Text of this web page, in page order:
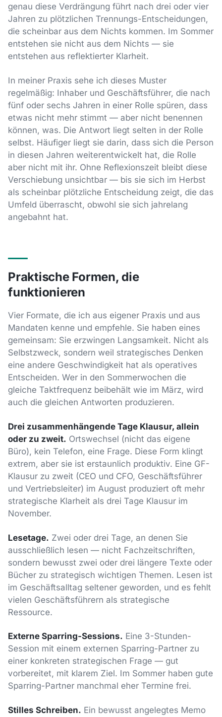
genau diese Verdrängung führt nach drei oder vier
Jahren zu plötzlichen Trennungs-Entscheidungen,
die scheinbar aus dem Nichts kommen. Im Sommer
entstehen sie nicht aus dem Nichts — sie
entstehen aus reflektierter Klarheit.
In meiner Praxis sehe ich dieses Muster
regelmäßig: Inhaber und Geschäftsführer, die nach
fünf oder sechs Jahren in einer Rolle spüren, dass
etwas nicht mehr stimmt — aber nicht benennen
können, was. Die Antwort liegt selten in der Rolle
selbst. Häufiger liegt sie darin, dass sich die Person
in diesen Jahren weiterentwickelt hat, die Rolle
aber nicht mit ihr. Ohne Reflexionszeit bleibt diese
Verschiebung unsichtbar — bis sie sich im Herbst
als scheinbar plötzliche Entscheidung zeigt, die das
Umfeld überrascht, obwohl sie sich jahrelang
angebahnt hat.
Praktische Formen, die
funktionieren
Vier Formate, die ich aus eigener Praxis und aus
Mandaten kenne und empfehle. Sie haben eines
gemeinsam: Sie erzwingen Langsamkeit. Nicht als
Selbstzweck, sondern weil strategisches Denken
eine andere Geschwindigkeit hat als operatives
Entscheiden. Wer in den Sommerwochen die
gleiche Taktfrequenz beibehält wie im März, wird
auch die gleichen Antworten produzieren.
Drei zusammenhängende Tage Klausur, allein
oder zu zweit. Ortswechsel (nicht das eigene
Büro), kein Telefon, eine Frage. Diese Form klingt
extrem, aber sie ist erstaunlich produktiv. Eine GF-
Klausur zu zweit (CEO und CFO, Geschäftsführer
und Vertriebsleiter) im August produziert oft mehr
strategische Klarheit als drei Tage Klausur im
November.
Lesetage. Zwei oder drei Tage, an denen Sie
ausschließlich lesen — nicht Fachzeitschriften,
sondern bewusst zwei oder drei längere Texte oder
Bücher zu strategisch wichtigen Themen. Lesen ist
im Geschäftsalltag seltener geworden, und es fehlt
vielen Geschäftsführern als strategische
Ressource.
Externe Sparring-Sessions. Eine 3-Stunden-
Session mit einem externen Sparring-Partner zu
einer konkreten strategischen Frage — gut
vorbereitet, mit klarem Ziel. Im Sommer haben gute
Sparring-Partner manchmal eher Termine frei.
Stilles Schreiben. Ein bewusst angelegtes Memo